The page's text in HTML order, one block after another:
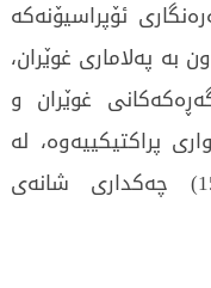
ئۆپراسيۆنەكە
بە پەلامارى غوێران،
غوێران و
پراكتيكييەوە، لە
(20ى ژانيوييە)ى ئەمساڵدا، (150) چەكدارى شانەى